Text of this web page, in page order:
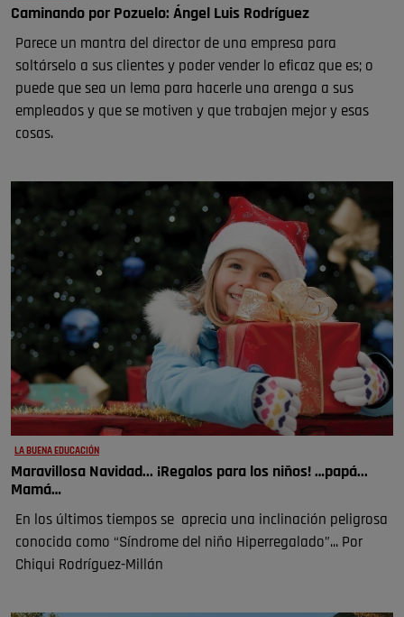
Caminando por Pozuelo: Ángel Luis Rodríguez
Parece un mantra del director de una empresa para
soltárselo a sus clientes y poder vender lo eficaz que es; o
puede que sea un lema para hacerle una arenga a sus
empleados y que se motiven y que trabajen mejor y esas
cosas.
LA BUENA EDUCACIÓN
Maravillosa Navidad... ¡Regalos para los niños! …papá...
Mamá…
En los últimos tiempos se aprecia una inclinación peligrosa
conocida como “Síndrome del niño Hiperregalado”... Por
Chiqui Rodríguez-Millán